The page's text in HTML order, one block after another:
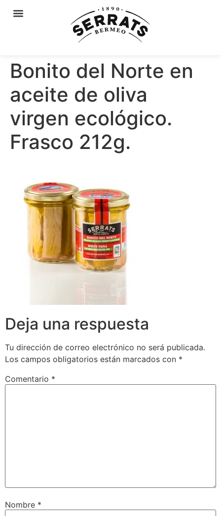
Bonito del Norte en
aceite de oliva
virgen ecológico.
Frasco 212g.
Deja una respuesta
Tu dirección de correo electrónico no será publicada.
Los campos obligatorios están marcados con *
Comentario *
Nombre *